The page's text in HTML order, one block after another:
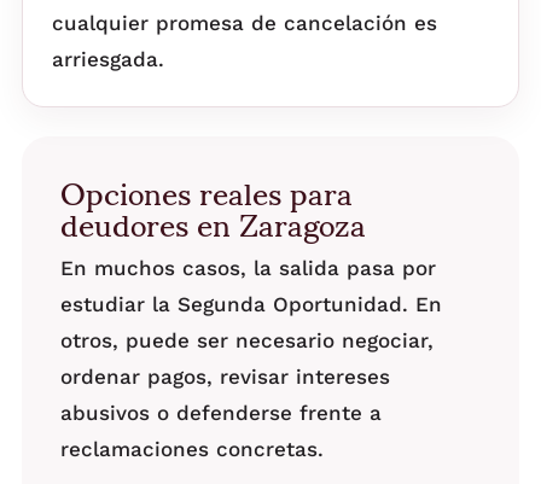
cualquier promesa de cancelación es
arriesgada.
Opciones reales para
deudores en Zaragoza
En muchos casos, la salida pasa por
estudiar la Segunda Oportunidad. En
otros, puede ser necesario negociar,
ordenar pagos, revisar intereses
abusivos o defenderse frente a
reclamaciones concretas.